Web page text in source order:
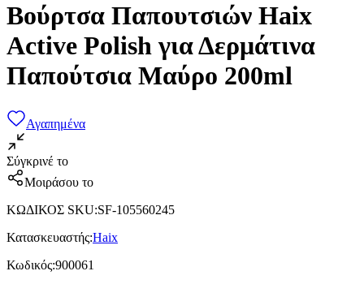
Βούρτσα Παπουτσιών Haix
Active Polish για Δερμάτινα
Παπούτσια Μαύρο 200ml
Αγαπημένα
Σύγκρινέ το
Μοιράσου το
ΚΩΔΙΚΟΣ SKU:SF-105560245
Κατασκευαστής:Haix
Κωδικός:900061